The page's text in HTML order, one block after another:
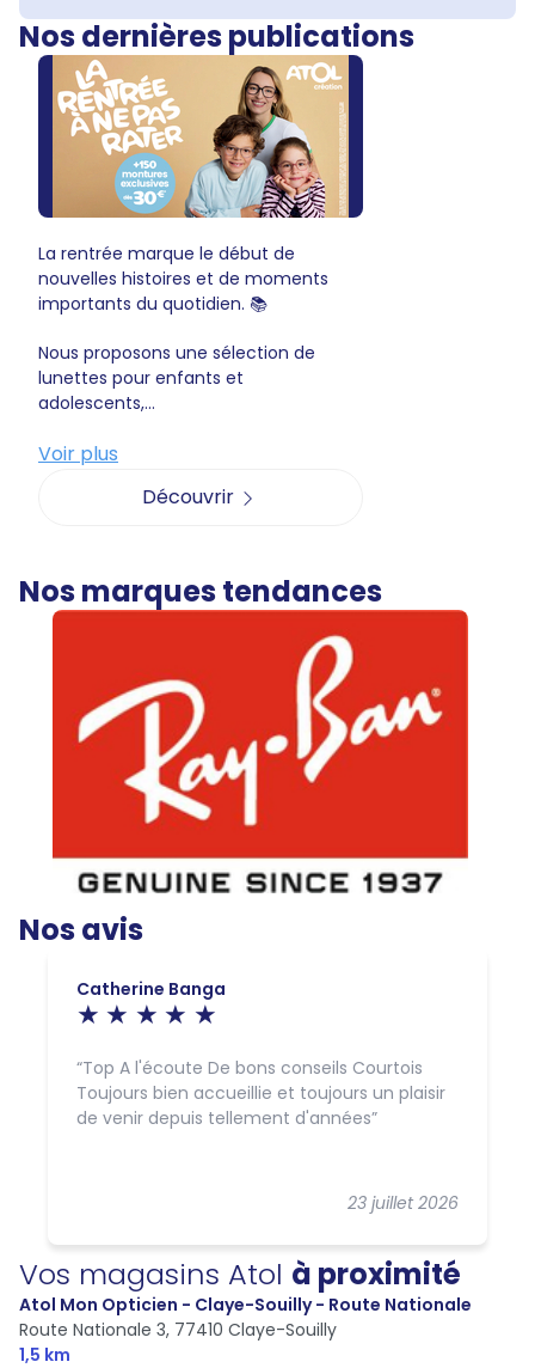
Nos dernières publications
La rentrée marque le début de
nouvelles histoires et de moments
importants du quotidien. 📚
Nous proposons une sélection de
lunettes pour enfants et
adolescents,...
Voir plus
Découvrir
Nos marques tendances
Nos avis
Catherine Banga
23 juillet 2026
Top A l'écoute De bons conseils Courtois
Toujours bien accueillie et toujours un plaisir
de venir depuis tellement d'années
Vos magasins Atol à proximité
Atol Mon Opticien - Claye-Souilly - Route Nationale
Route Nationale 3, 77410 Claye-Souilly
1,5 km